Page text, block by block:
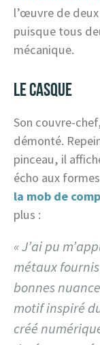
l’œuvre de
puisque tous
mécanique.
LE CASQUE
Son couvre-
démonté.
pinceau, il
écho aux
la mob de
plus :
« J’ai pu
métaux
bonnes
motif inspiré
créé